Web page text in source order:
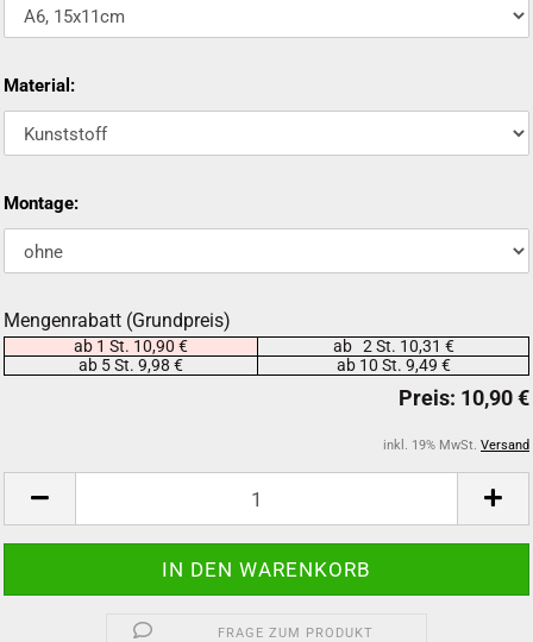
Material:
Montage:
Mengenrabatt (Grundpreis)
ab 1 St. 10,90 €
ab 2 St. 10,31 €
ab 5 St. 9,98 €
ab 10 St. 9,49 €
inkl. 19% MwSt. Versand
FRAGE ZUM PRODUKT